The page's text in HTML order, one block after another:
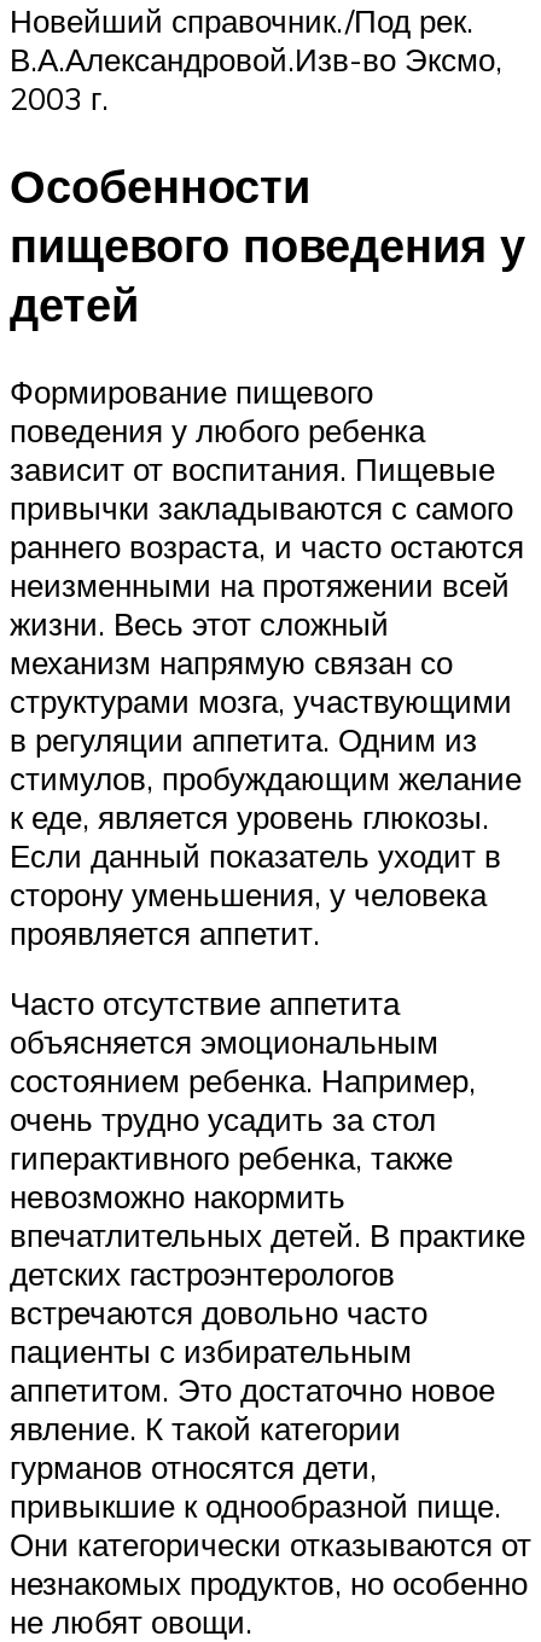
Новейший справочник./Под рек.
В.А.Александровой.Изв-во Эксмо,
2003 г.
Особенности
пищевого поведения у
детей
Формирование пищевого
поведения у любого ребенка
зависит от воспитания. Пищевые
привычки закладываются с самого
раннего возраста, и часто остаются
неизменными на протяжении всей
жизни. Весь этот сложный
механизм напрямую связан со
структурами мозга, участвующими
в регуляции аппетита. Одним из
стимулов, пробуждающим желание
к еде, является уровень глюкозы.
Если данный показатель уходит в
сторону уменьшения, у человека
проявляется аппетит.
Часто отсутствие аппетита
объясняется эмоциональным
состоянием ребенка. Например,
очень трудно усадить за стол
гиперактивного ребенка, также
невозможно накормить
впечатлительных детей. В практике
детских гастроэнтерологов
встречаются довольно часто
пациенты с избирательным
аппетитом. Это достаточно новое
явление. К такой категории
гурманов относятся дети,
привыкшие к однообразной пище.
Они категорически отказываются от
незнакомых продуктов, но особенно
не любят овощи.